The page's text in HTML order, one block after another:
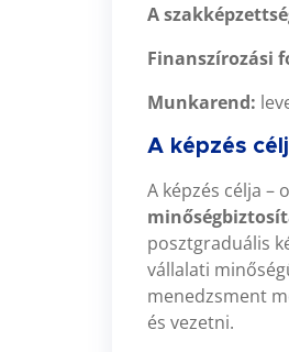
A
Finanszírozási
Munkarend:
A képzés
A képzés célja –
posztgraduális
vállalati
menedzsment
és vezetni.